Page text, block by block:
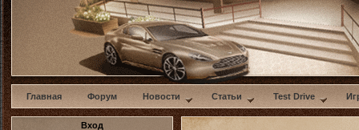
Главная Форум Новости Статьи Test Drive
Вход